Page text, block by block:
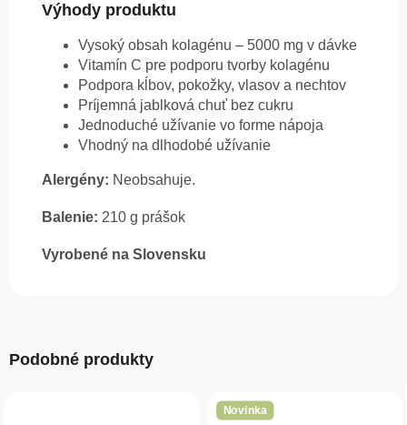
Výhody produktu
Vysoký obsah kolagénu – 5000 mg v dávke
Vitamín C pre podporu tvorby kolagénu
Podpora kĺbov, pokožky, vlasov a nechtov
Príjemná jablková chuť bez cukru
Jednoduché užívanie vo forme nápoja
Vhodný na dlhodobé užívanie
Alergény: Neobsahuje.
Balenie: 210 g prášok
Vyrobené na Slovensku
Podobné produkty
Novinka